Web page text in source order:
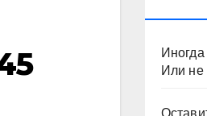
Или не